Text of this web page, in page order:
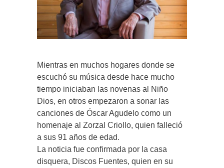
Mientras en muchos hogares donde se
escuchó su música desde hace mucho
tiempo iniciaban las novenas al Niño
Dios, en otros empezaron a sonar las
canciones de Óscar Agudelo como un
homenaje al Zorzal Criollo, quien falleció
a sus 91 años de edad.
La noticia fue confirmada por la casa
disquera, Discos Fuentes, quien en su